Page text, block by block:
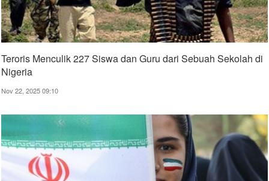
Teroris Menculik 227 Siswa dan Guru dari Sebuah Sekolah di
Nigeria
Nov 22, 2025 09:10